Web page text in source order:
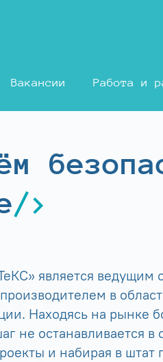
Вакансии Работа и
является ведущим
в
Находясь на рынке
не останавливается в
и набирая в штат